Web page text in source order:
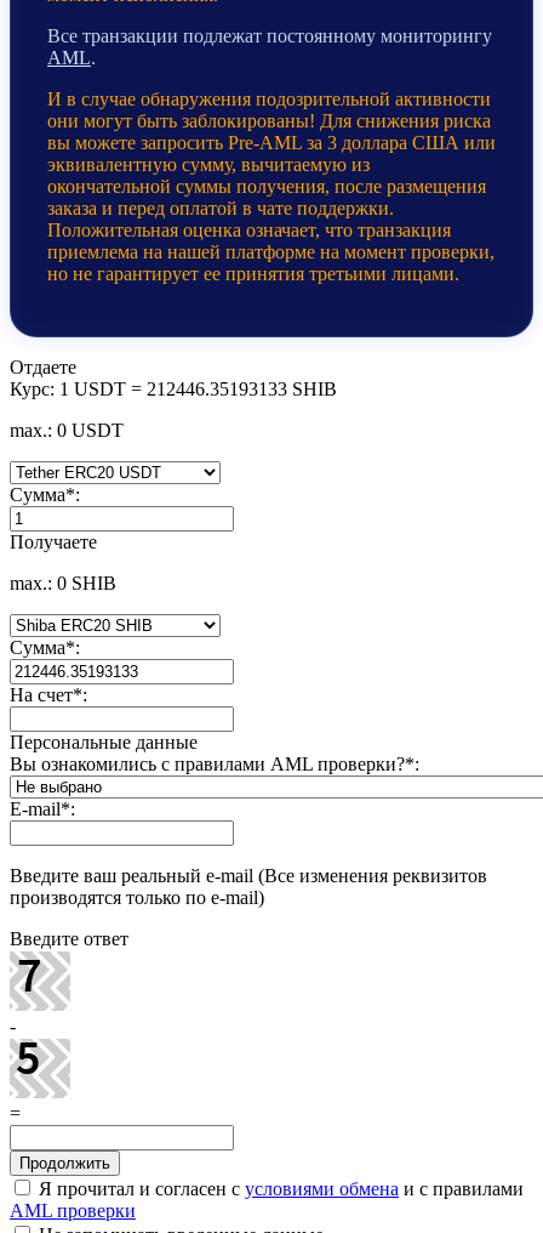
Все транзакции подлежат постоянному мониторингу
AML.
И в случае обнаружения подозрительной активности
они могут быть заблокированы! Для снижения риска
вы можете запросить Pre-AML за 3 доллара США или
эквивалентную сумму, вычитаемую из
окончательной суммы получения, после размещения
заказа и перед оплатой в чате поддержки.
Положительная оценка означает, что транзакция
приемлема на нашей платформе на момент проверки,
но не гарантирует ее принятия третьими лицами.
Отдаете
Курс: 1 USDT = 212446.35193133 SHIB
max.: 0 USDT
Сумма*:
Получаете
max.: 0 SHIB
Сумма*:
На счет*:
Персональные данные
Вы ознакомились с правилами AML проверки?*:
E-mail*:
Введите ваш реальный e-mail (Все изменения реквизитов
производятся только по e-mail)
Введите ответ
-
=
Я прочитал и согласен с условиями обмена и с правилами
AML проверки